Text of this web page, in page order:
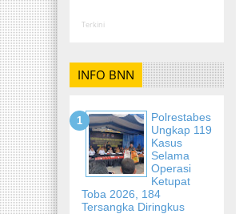
Terkini
INFO BNN
Polrestabes
Ungkap 119
Kasus
Selama
Operasi
Ketupat
Toba 2026, 184
Tersangka Diringkus